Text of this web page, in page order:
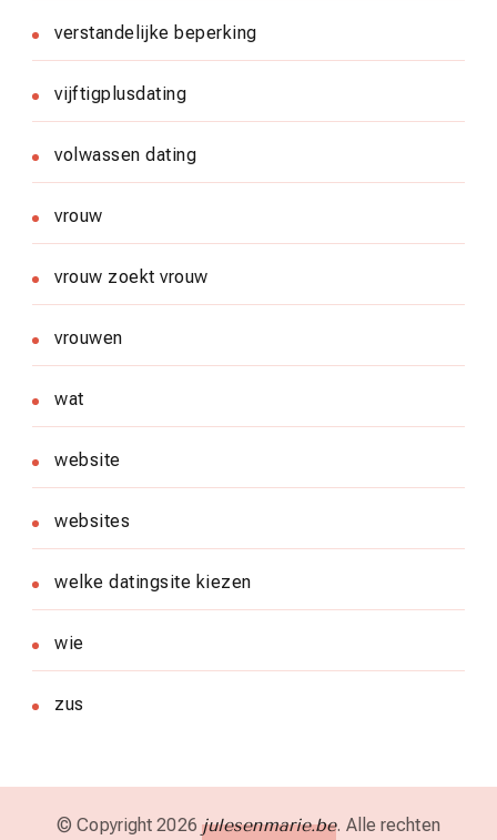
verstandelijke beperking
vijftigplusdating
volwassen dating
vrouw
vrouw zoekt vrouw
vrouwen
wat
website
websites
welke datingsite kiezen
wie
zus
© Copyright 2026 julesenmarie.be. Alle rechten